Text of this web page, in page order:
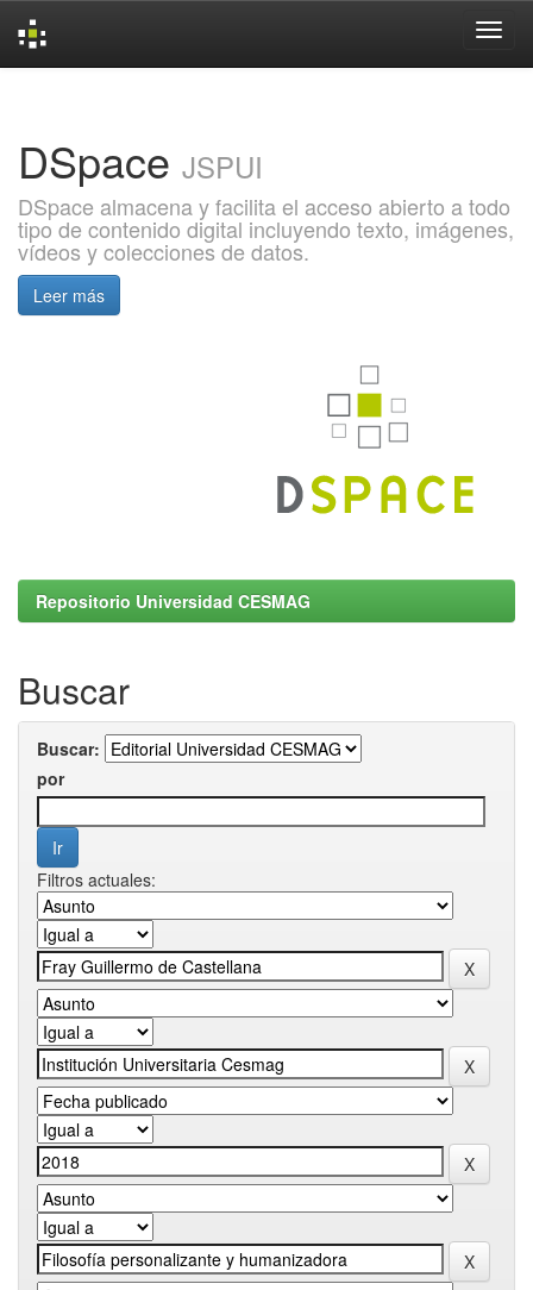
DSpace JSPUI
DSpace almacena y facilita el acceso abierto a todo
tipo de contenido digital incluyendo texto, imágenes,
vídeos y colecciones de datos.
Leer más
Repositorio Universidad CESMAG
Buscar
Buscar:
por
Filtros actuales: